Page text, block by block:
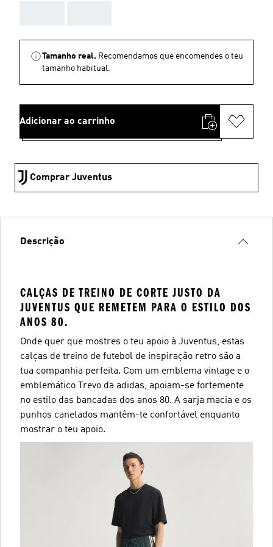
Tamanho real. Recomendamos que encomendes o teu
tamanho habitual.
Adicionar ao carrinho
Comprar Juventus
Descrição
CALÇAS DE TREINO DE CORTE JUSTO DA
JUVENTUS QUE REMETEM PARA O ESTILO DOS
ANOS 80.
Onde quer que mostres o teu apoio à Juventus, estas
calças de treino de futebol de inspiração retro são a
tua companhia perfeita. Com um emblema vintage e o
emblemático Trevo da adidas, apoiam-se fortemente
no estilo das bancadas dos anos 80. A sarja macia e os
punhos canelados mantêm-te confortável enquanto
mostrar o teu apoio.